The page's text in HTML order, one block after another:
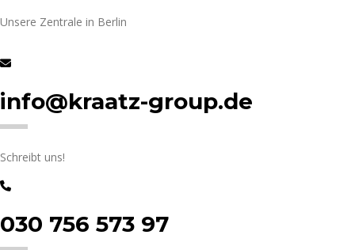
Unsere Zentrale in Berlin
info@kraatz-group.de
Schreibt uns!
030 756 573 97